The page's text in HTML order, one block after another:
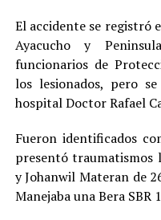
El accidente se registró
Ayacucho y
funcionarios de
los lesionados, pero
hospital Doctor Rafael
Fueron identificados
presentó traumatismos
y Johanwil Materan de
Manejaba una Bera SBR